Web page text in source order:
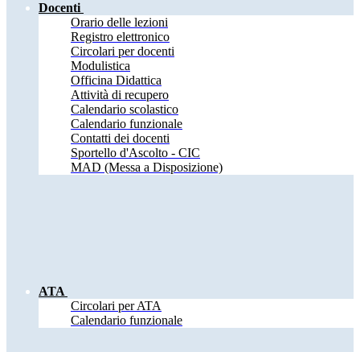
Docenti
Orario delle lezioni
Registro elettronico
Circolari per docenti
Modulistica
Officina Didattica
Attività di recupero
Calendario scolastico
Calendario funzionale
Contatti dei docenti
Sportello d'Ascolto - CIC
MAD (Messa a Disposizione)
ATA
Circolari per ATA
Calendario funzionale